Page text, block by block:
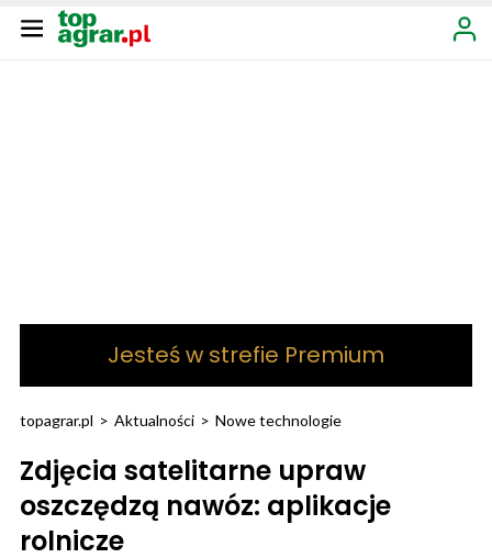
Jesteś w strefie Premium
topagrar.pl > Aktualności > Nowe technologie
Zdjęcia satelitarne upraw
oszczędzą nawóz: aplikacje
rolnicze